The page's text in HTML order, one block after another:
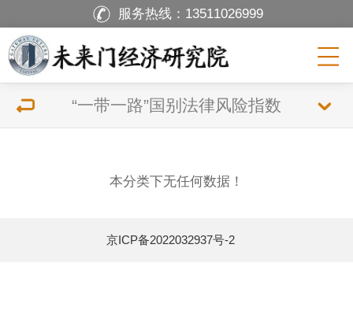
服务热线： 13511026999
“一带一路”国别法律风险指数
本分类下无任何数据！
京ICP备2022032937号-2